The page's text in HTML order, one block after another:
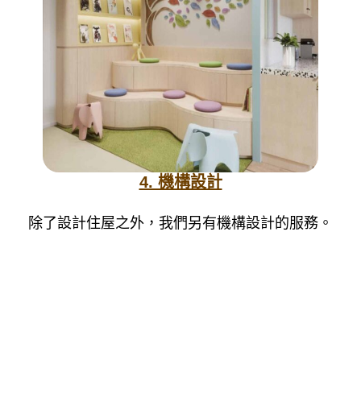
4. 機構設計
除了設計住屋之外，我們另有機構設計的服務。